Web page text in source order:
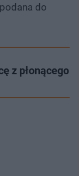
do
z płonącego